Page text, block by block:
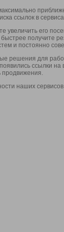
ссылок в
увеличить его
быстрее получите
и постоянно
решения для
ссылки
наших